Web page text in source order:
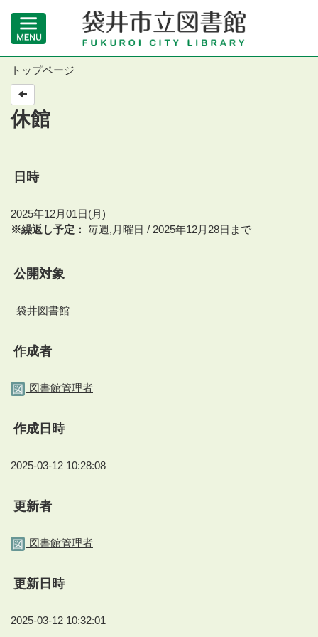
トップページ
休館
日時
2025年12月01日(月)
※繰返し予定： 毎週,月曜日 / 2025年12月28日まで
公開対象
袋井図書館
作成者
図書館管理者
作成日時
2025-03-12 10:28:08
更新者
図書館管理者
更新日時
2025-03-12 10:32:01